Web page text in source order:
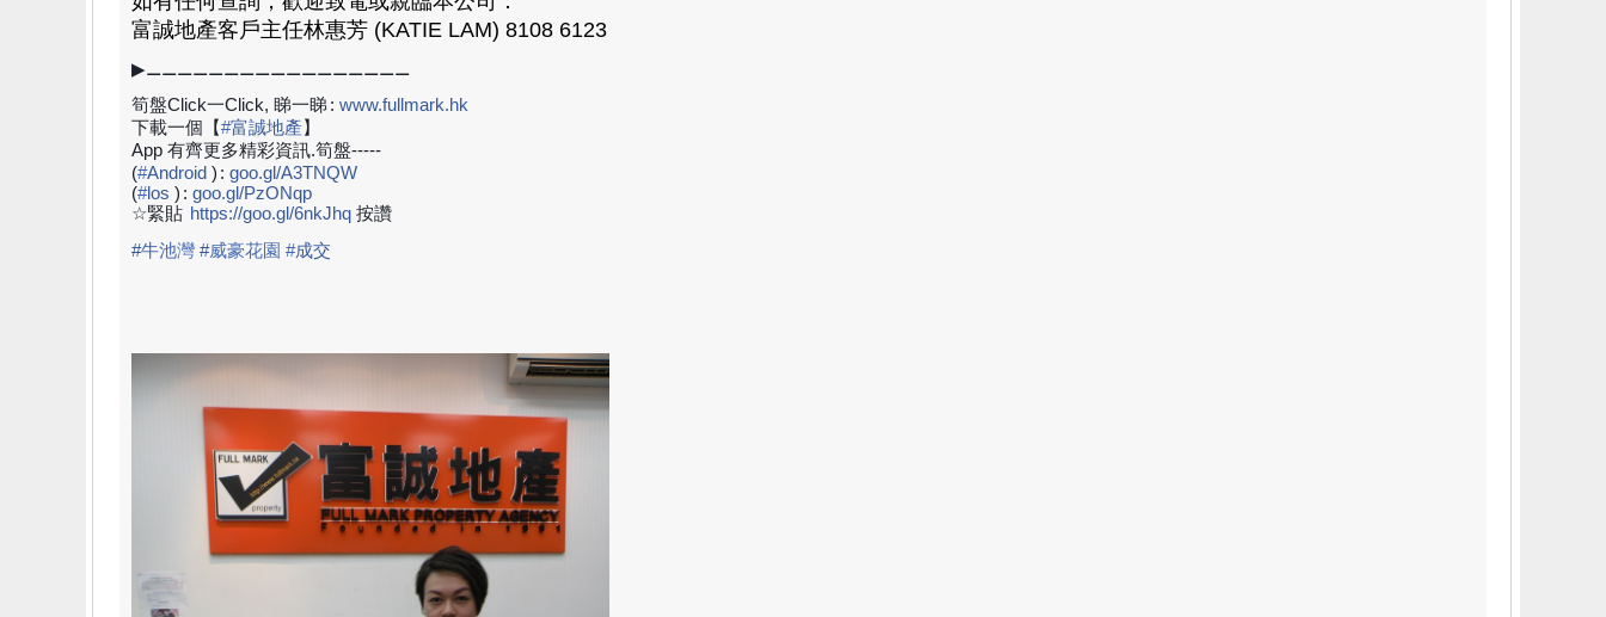
富誠地產客戶主任林惠芳 (KATIE LAM) 8108 6123
▶⚊⚊⚊⚊⚊⚊⚊⚊⚊⚊⚊⚊⚊⚊⚊⚊⚊
筍盤Click一Click, 睇一睇: www.fullmark.hk
下載一個【#富誠地產】
App 有齊更多精彩資訊.筍盤-----
(#Android ) : goo.gl/A3TNQW
(#los ) : goo.gl/PzONqp
☆緊貼 https://goo.gl/6nkJhq 按讚
#牛池灣 #威豪花園 #成交